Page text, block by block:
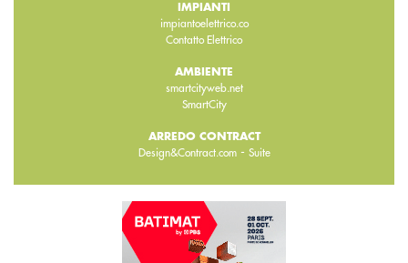
IMPIANTI
impiantoelettrico.co
Contatto Elettrico
AMBIENTE
smartcityweb.net
SmartCity
ARREDO CONTRACT
Design&Contract.com- Suite